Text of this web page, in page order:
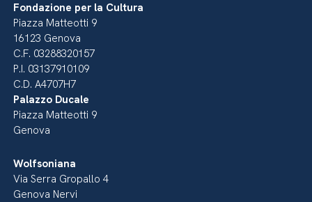
Fondazione per la Cultura
Piazza Matteotti 9
16123 Genova
C.F. 03288320157
P.I. 03137910109
C.D. A4707H7
Palazzo Ducale
Piazza Matteotti 9
Genova
Wolfsoniana
Via Serra Gropallo 4
Genova Nervi